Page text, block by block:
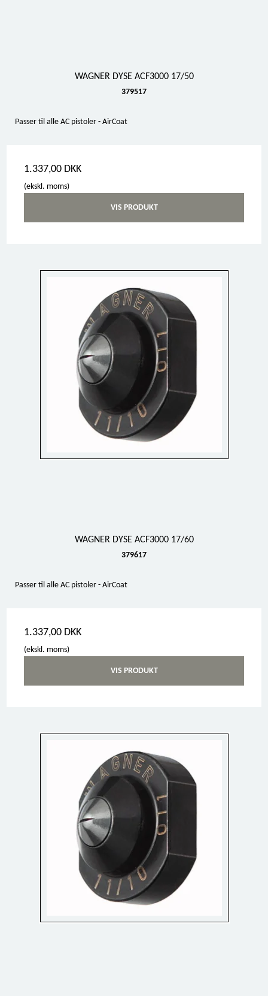
WAGNER DYSE ACF3000 17/50
379517
Passer til alle AC pistoler - AirCoat
1.337,00 DKK
(ekskl. moms)
VIS PRODUKT
WAGNER DYSE ACF3000 17/60
379617
Passer til alle AC pistoler - AirCoat
1.337,00 DKK
(ekskl. moms)
VIS PRODUKT